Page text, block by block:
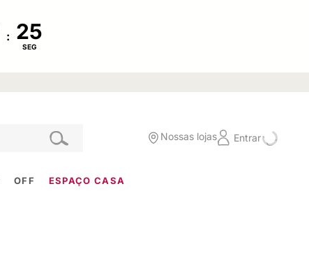
:
SEG
Nossas lojas Entrar
OFF ESPAÇO CASA